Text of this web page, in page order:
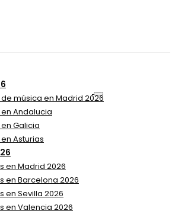
música en Madrid 2026
Andalucia
Galicia
Asturias
en Madrid 2026
en Barcelona 2026
en Sevilla 2026
en Valencia 2026